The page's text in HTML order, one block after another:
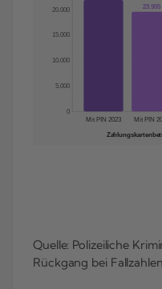
0
5.000
10.000
15.000
20.000
23.905
Mit PIN 2023 Mit PIN
Quelle: Polizeiliche
Rückgang bei